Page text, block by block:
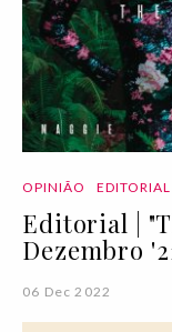
OPINIÃO EDITORIAL
Editorial |
Dezembro
06 Dec 2022